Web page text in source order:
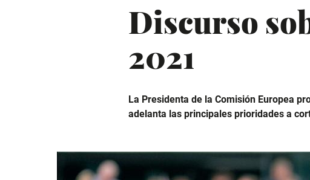
Discurso
2021
La Presidenta de la Comisión Europea
adelanta las principales prioridades a